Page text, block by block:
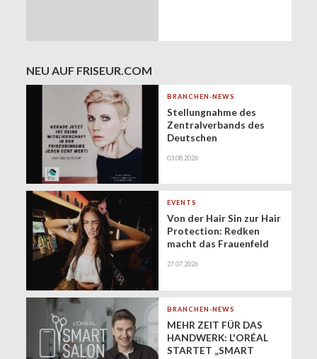
NEU AUF FRISEUR.COM
BRANCHEN-NEWS
Stellungnahme des
Zentralverbands des
Deutschen
Zukunft der
(Minijobs)
03.08.2026
EVENTS
Von der Hair Sin zur Hair
Protection: Redken
macht das Frauenfeld
gesundes Haar
27.07.2026
BRANCHEN-NEWS
MEHR ZEIT FÜR DAS
HANDWERK: L'ORÉAL
STARTET „SMART